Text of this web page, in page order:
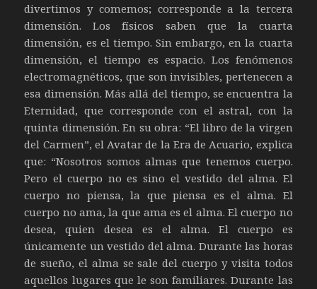
divertimos y comemos; corresponde a la tercera
dimensión. Los físicos saben que la cuarta
dimensión, es el tiempo. Sin embargo, en la cuarta
dimensión, el tiempo es espacio. Los fenómenos
electromagnéticos, que son invisibles, pertenecen a
esa dimensión. Más allá del tiempo, se encuentra la
Eternidad, que corresponde con el astral, con la
quinta dimensión. En su obra: “El libro de la virgen
del Carmen”, el Avatar de la Era de Acuario, explica
que: “Nosotros somos almas que tenemos cuerpo.
Pero el cuerpo no es sino el vestido del alma. El
cuerpo no piensa, la que piensa es el alma. El
cuerpo no ama, la que ama es el alma. El cuerpo no
desea, quien desea es el alma. El cuerpo es
únicamente un vestido del alma. Durante las horas
de sueño, el alma se sale del cuerpo y visita todos
aquellos lugares que le son familiares. Durante las